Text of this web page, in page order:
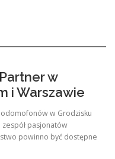
w
i Warszawie
w Grodzisku
pasjonatów
powinno być dostępne